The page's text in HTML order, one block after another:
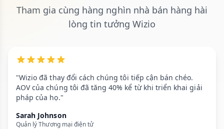
Tham gia cùng hàng nghìn nhà bán hàng hài
lòng tin tưởng Wizio
"Wizio đã thay đổi cách chúng tôi tiếp cận bán chéo.
AOV của chúng tôi đã tăng 40% kể từ khi triển khai giải
pháp của họ."
Sarah Johnson
Quản lý Thương mại điện tử